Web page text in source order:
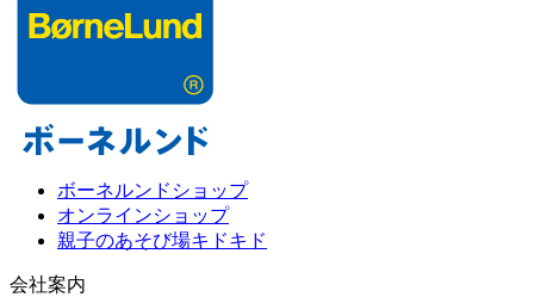
ボーネルンドショップ
オンラインショップ
親子のあそび場キドキド
会社案内